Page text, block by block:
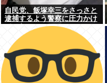
自民党、飯塚幸三をさっさと
逮捕するよう警察に圧力かけ
ていたwww